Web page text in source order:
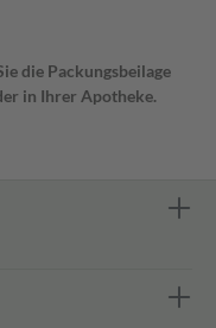
die Packungsbeilage
in Ihrer Apotheke.